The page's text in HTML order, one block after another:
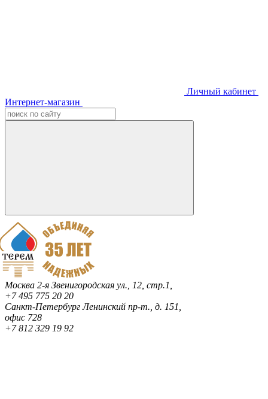
Личный кабинет
Интернет-магазин
Москва 2-я Звенигородская ул., 12, стр.1,
+7 495 775 20 20
Санкт-ПетербургЛенинский пр-т., д. 151,
офис 728
+7 812 329 19 92